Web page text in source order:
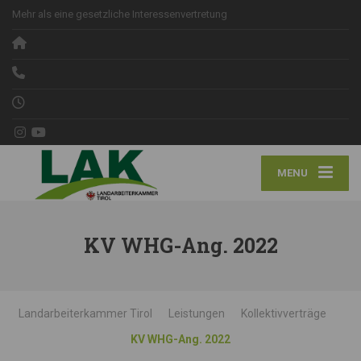
Mehr als eine gesetzliche Interessenvertretung
MENU
KV WHG-Ang. 2022
Landarbeiterkammer Tirol Leistungen
Kollektivverträge
KV WHG-Ang. 2022